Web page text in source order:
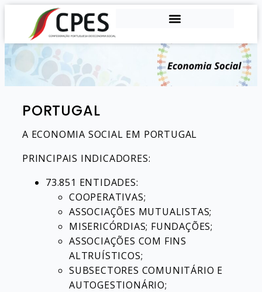
PORTUGAL
A ECONOMIA SOCIAL EM PORTUGAL
PRINCIPAIS INDICADORES:
73.851 ENTIDADES:
COOPERATIVAS;
ASSOCIAÇÕES MUTUALISTAS;
MISERICÓRDIAS; FUNDAÇÕES;
ASSOCIAÇÕES COM FINS
ALTRUÍSTICOS;
SUBSECTORES COMUNITÁRIO E
AUTOGESTIONÁRIO;